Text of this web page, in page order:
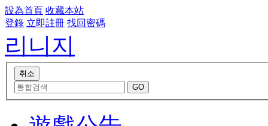
設為首頁 收藏本站
登錄 立即註冊 找回密碼
리니지